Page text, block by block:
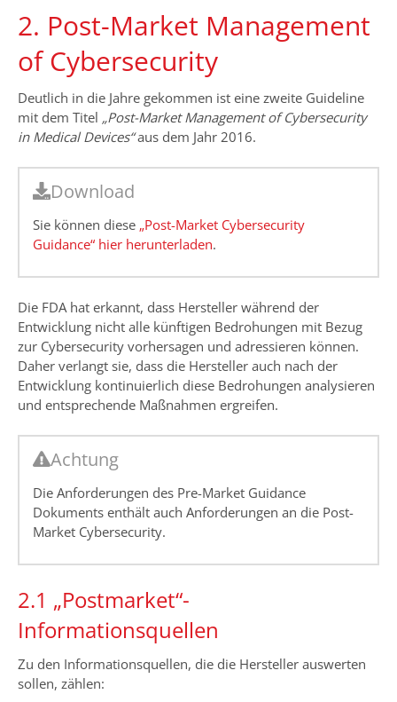
2. Post-Market Management
of Cybersecurity
Deutlich in die Jahre gekommen ist eine zweite Guideline
mit dem Titel „Post-Market Management of Cybersecurity
in Medical Devices“aus dem Jahr 2016.
Download
Sie können diese „Post-Market Cybersecurity
Guidance“ hier herunterladen.
Die FDA hat erkannt, dass Hersteller während der
Entwicklung nicht alle künftigen Bedrohungen mit Bezug
zur Cybersecurity vorhersagen und adressieren können.
Daher verlangt sie, dass die Hersteller auch nach der
Entwicklung kontinuierlich diese Bedrohungen analysieren
und entsprechende Maßnahmen ergreifen.
Achtung
Die Anforderungen des Pre-Market Guidance
Dokuments enthält auch Anforderungen an die Post-
Market Cybersecurity.
2.1 „Postmarket“-
Informationsquellen
Zu den Informationsquellen, die die Hersteller auswerten
sollen, zählen: